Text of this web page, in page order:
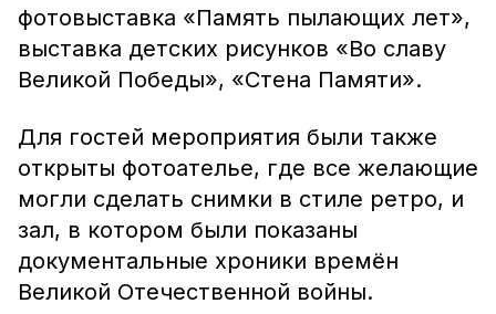
фотовыставка «Память пылающих лет»,
выставка детских рисунков «Во славу
Великой Победы», «Стена Памяти».
Для гостей мероприятия были также
открыты фотоателье, где все желающие
могли сделать снимки в стиле ретро, и
зал, в котором были показаны
документальные хроники времён
Великой Отечественной войны.